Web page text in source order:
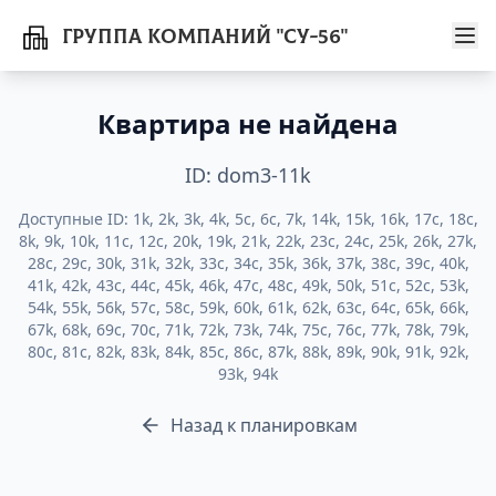
Группа компаний "СУ-56"
Квартира не найдена
ID: dom3-11k
Доступные ID: 1k, 2k, 3k, 4k, 5c, 6c, 7k, 14k, 15k, 16k, 17c, 18c,
8k, 9k, 10k, 11c, 12c, 20k, 19k, 21k, 22k, 23c, 24c, 25k, 26k, 27k,
28c, 29c, 30k, 31k, 32k, 33c, 34c, 35k, 36k, 37k, 38c, 39c, 40k,
41k, 42k, 43c, 44c, 45k, 46k, 47c, 48c, 49k, 50k, 51c, 52c, 53k,
54k, 55k, 56k, 57c, 58c, 59k, 60k, 61k, 62k, 63c, 64c, 65k, 66k,
67k, 68k, 69c, 70c, 71k, 72k, 73k, 74k, 75c, 76c, 77k, 78k, 79k,
80c, 81c, 82k, 83k, 84k, 85c, 86c, 87k, 88k, 89k, 90k, 91k, 92k,
93k, 94k
Назад к планировкам